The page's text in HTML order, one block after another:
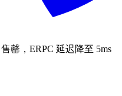
罄，ERPC 延迟降至 5ms